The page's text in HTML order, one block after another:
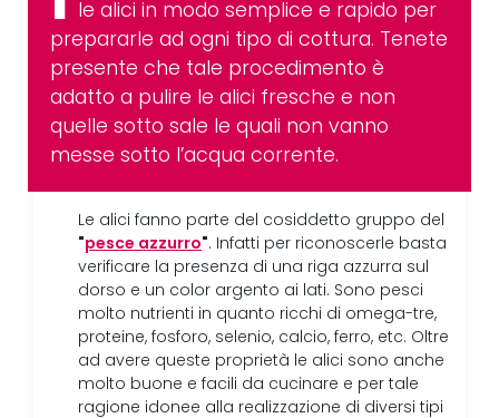
le alici in modo semplice e rapido per
prepararle ad ogni tipo di cottura. Tenete
presente che tale procedimento è
adatto a pulire le alici fresche e non
quelle sotto sale le quali non vanno
messe sotto l’acqua corrente.
Le alici fanno parte del cosiddetto gruppo del
"pesce azzurro". Infatti per riconoscerle basta
verificare la presenza di una riga azzurra sul
dorso e un color argento ai lati. Sono pesci
molto nutrienti in quanto ricchi di omega-tre,
proteine, fosforo, selenio, calcio, ferro, etc. Oltre
ad avere queste proprietà le alici sono anche
molto buone e facili da cucinare e per tale
ragione idonee alla realizzazione di diversi tipi